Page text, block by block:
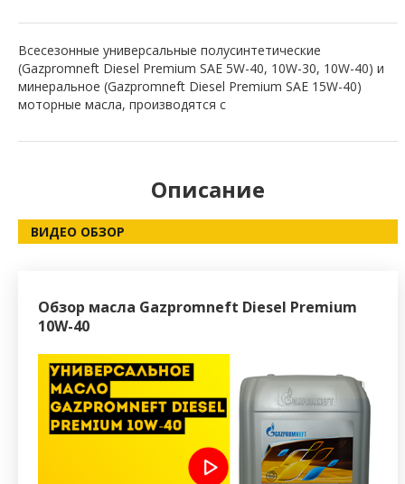
Всесезонные универсальные полусинтетические
(Gazpromneft Diesel Premium SAE 5W-40, 10W-30, 10W-40) и
минеральное (Gazpromneft Diesel Premium SAE 15W-40)
моторные масла, производятся с
Описание
ВИДЕО ОБЗОР
Обзор масла Gazpromneft Diesel Premium
10W-40